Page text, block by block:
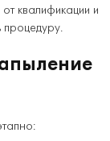
квалификации и
процедуру.